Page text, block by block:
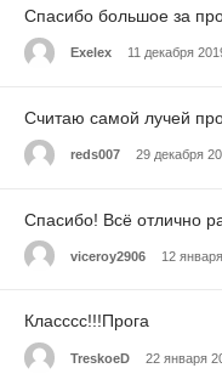
Спасибо большое за
Exelex 11 декабря
Считаю самой лучей
reds007 29 декабря
Спасибо! Всё отлично
viceroy2906 12
Класссс!!!Прога
TreskoeD 22 января